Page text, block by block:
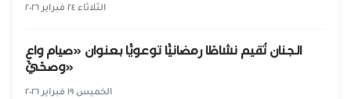
الثلاثاء ٢٤ فبراير ٢٠٢٦
الجنان تُقيم نشاطًا رمضانيًّا توعويًّا بعنوان «صيام واعٍ
وصحّيّ»
الخميس ١٩ فبراير ٢٠٢٦